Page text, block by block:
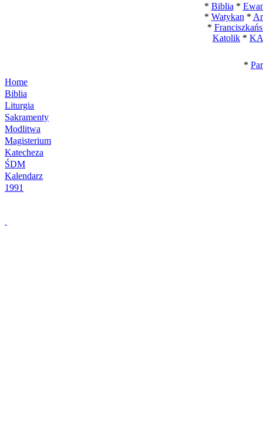
* Biblia *
* Watykan *
*
Katolik *
*
Home
Biblia
Liturgia
Sakramenty
Modlitwa
Magisterium
Katecheza
ŚDM
Kalendarz
1991